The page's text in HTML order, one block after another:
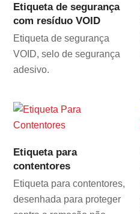
Etiqueta de segurança
com resíduo VOID
Etiqueta de segurança
VOID, selo de segurança
adesivo.
Etiqueta para
contentores
Etiqueta para contentores,
desenhada para proteger